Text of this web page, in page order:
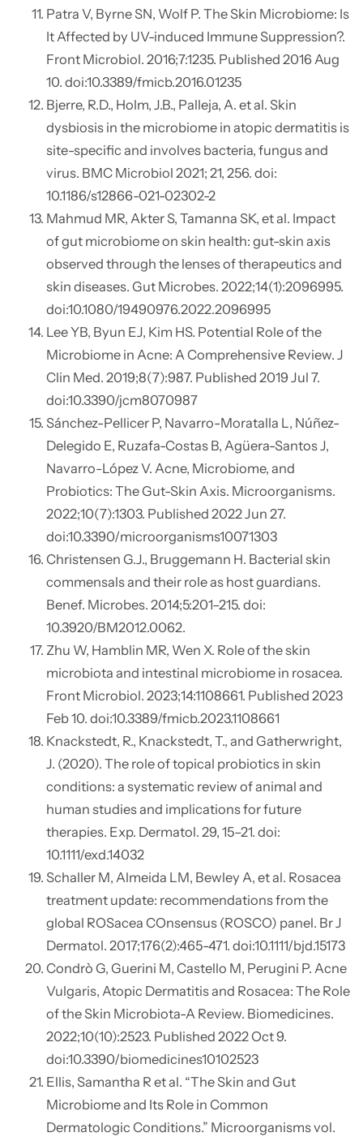
Patra V, Byrne SN, Wolf P. The Skin Microbiome: Is
It Affected by UV-induced Immune Suppression?.
Front Microbiol. 2016;7:1235. Published 2016 Aug
10. doi:10.3389/fmicb.2016.01235
Bjerre, R.D., Holm, J.B., Palleja, A. et al. Skin
dysbiosis in the microbiome in atopic dermatitis is
site-specific and involves bacteria, fungus and
virus. BMC Microbiol 2021; 21, 256. doi:
10.1186/s12866-021-02302-2
Mahmud MR, Akter S, Tamanna SK, et al. Impact
of gut microbiome on skin health: gut-skin axis
observed through the lenses of therapeutics and
skin diseases. Gut Microbes. 2022;14(1):2096995.
doi:10.1080/19490976.2022.2096995
Lee YB, Byun EJ, Kim HS. Potential Role of the
Microbiome in Acne: A Comprehensive Review. J
Clin Med. 2019;8(7):987. Published 2019 Jul 7.
doi:10.3390/jcm8070987
Sánchez-Pellicer P, Navarro-Moratalla L, Núñez-
Delegido E, Ruzafa-Costas B, Agüera-Santos J,
Navarro-López V. Acne, Microbiome, and
Probiotics: The Gut-Skin Axis. Microorganisms.
2022;10(7):1303. Published 2022 Jun 27.
doi:10.3390/microorganisms10071303
Christensen G.J., Bruggemann H. Bacterial skin
commensals and their role as host guardians.
Benef. Microbes. 2014;5:201–215. doi:
10.3920/BM2012.0062.
Zhu W, Hamblin MR, Wen X. Role of the skin
microbiota and intestinal microbiome in rosacea.
Front Microbiol. 2023;14:1108661. Published 2023
Feb 10. doi:10.3389/fmicb.2023.1108661
Knackstedt, R., Knackstedt, T., and Gatherwright,
J. (2020). The role of topical probiotics in skin
conditions: a systematic review of animal and
human studies and implications for future
therapies. Exp. Dermatol. 29, 15–21. doi:
10.1111/exd.14032
Schaller M, Almeida LM, Bewley A, et al. Rosacea
treatment update: recommendations from the
global ROSacea COnsensus (ROSCO) panel. Br J
Dermatol. 2017;176(2):465-471. doi:10.1111/bjd.15173
Condrò G, Guerini M, Castello M, Perugini P. Acne
Vulgaris, Atopic Dermatitis and Rosacea: The Role
of the Skin Microbiota-A Review. Biomedicines.
2022;10(10):2523. Published 2022 Oct 9.
doi:10.3390/biomedicines10102523
Ellis, Samantha R et al. “The Skin and Gut
Microbiome and Its Role in Common
Dermatologic Conditions.” Microorganisms vol.